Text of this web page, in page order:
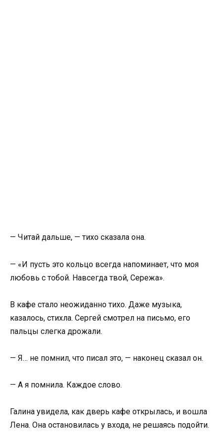
— Читай дальше, — тихо сказала она.
— «И пусть это кольцо всегда напоминает, что моя
любовь с тобой. Навсегда твой, Сережа».
В кафе стало неожиданно тихо. Даже музыка,
казалось, стихла. Сергей смотрел на письмо, его
пальцы слегка дрожали.
— Я… не помнил, что писал это, — наконец сказал он.
— А я помнила. Каждое слово.
Галина увидела, как дверь кафе открылась, и вошла
Лена. Она остановилась у входа, не решаясь подойти.